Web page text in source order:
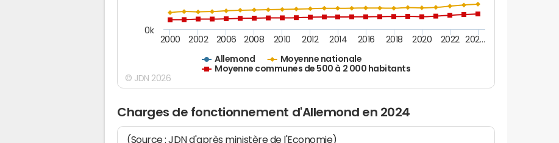
Allemond
Moyenne nationale
Moyenne communes de 500 à 2 000 habitants
2000 2002 2006 2008 2010 2012 2014 2016 2018 2020 2022 202…
0k
© JDN 2026
Charges de fonctionnement d'Allemond en 2024
(Source : JDN d'après ministère de l'Economie)